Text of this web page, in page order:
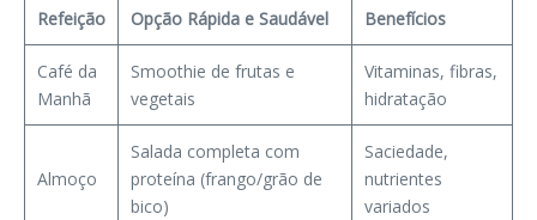
Refeição Opção Rápida e Saudável Benefícios
Café da
Manhã
Smoothie de frutas e
vegetais
Vitaminas, fibras,
hidratação
Almoço
Salada completa com
proteína (frango/grão de
bico)
Saciedade,
nutrientes
variados